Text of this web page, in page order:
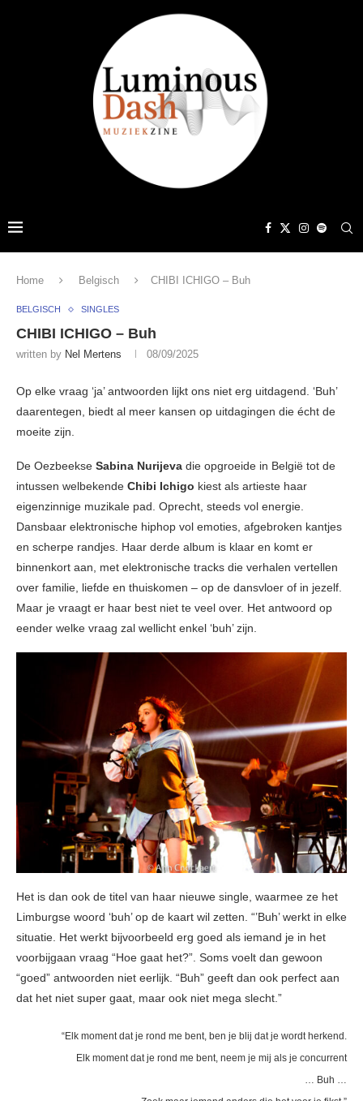
Home Belgisch CHIBI ICHIGO – Buh
BELGISCH SINGLES
CHIBI ICHIGO – Buh
written by Nel Mertens 08/09/2025
Op elke vraag ‘ja’ antwoorden lijkt ons niet erg uitdagend. ‘Buh’
daarentegen, biedt al meer kansen op uitdagingen die écht de
moeite zijn.
De Oezbeekse Sabina Nurijeva die opgroeide in België tot de
intussen welbekende Chibi Ichigo kiest als artieste haar
eigenzinnige muzikale pad. Oprecht, steeds vol energie.
Dansbaar elektronische hiphop vol emoties, afgebroken kantjes
en scherpe randjes. Haar derde album is klaar en komt er
binnenkort aan, met elektronische tracks die verhalen vertellen
over familie, liefde en thuiskomen – op de dansvloer of in jezelf.
Maar je vraagt er haar best niet te veel over. Het antwoord op
eender welke vraag zal wellicht enkel ‘buh’ zijn.
Het is dan ook de titel van haar nieuwe single, waarmee ze het
Limburgse woord ‘buh’ op de kaart wil zetten. “’Buh’ werkt in elke
situatie. Het werkt bijvoorbeeld erg goed als iemand je in het
voorbijgaan vraag “Hoe gaat het?”. Soms voelt dan gewoon
“goed” antwoorden niet eerlijk. “Buh” geeft dan ook perfect aan
dat het niet super gaat, maar ook niet mega slecht.”
“Elk moment dat je rond me bent, ben je blij dat je wordt herkend.
Elk moment dat je rond me bent, neem je mij als je concurrent
… Buh …